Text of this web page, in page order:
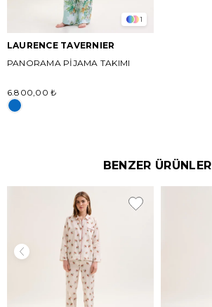
1
LAURENCE TAVERNIER
PANORAMA PİJAMA TAKIMI
6.800,00 ₺
BENZER ÜRÜNLER